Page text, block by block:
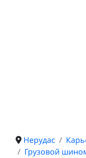
Нерудас
Грузовой